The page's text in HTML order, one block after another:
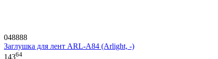
048888
Заглушка для лент ARL-A84 (Arlight, -)
14364